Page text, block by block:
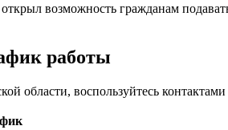
возможность гражданам
работы
области, воспользуйтесь